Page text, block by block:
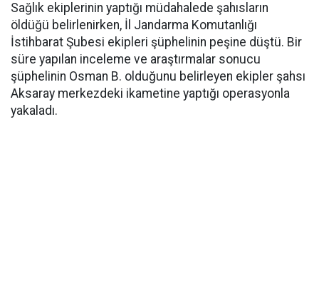
Sağlık ekiplerinin yaptığı müdahalede şahısların
öldüğü belirlenirken, İl Jandarma Komutanlığı
İstihbarat Şubesi ekipleri şüphelinin peşine düştü. Bir
süre yapılan inceleme ve araştırmalar sonucu
şüphelinin Osman B. olduğunu belirleyen ekipler şahsı
Aksaray merkezdeki ikametine yaptığı operasyonla
yakaladı.